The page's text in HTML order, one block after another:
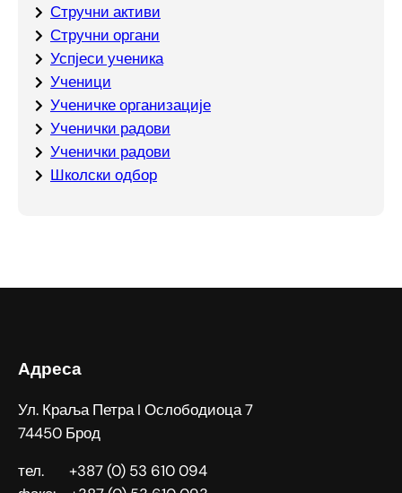
Стручни активи
Стручни органи
Успјеси ученика
Ученици
Ученичке организације
Ученички радови
Ученички радови
Школски одбор
Адреса
Ул. Краља Петра I Ослободиоца 7
74450 Брод
тел. +387 (0) 53 610 094